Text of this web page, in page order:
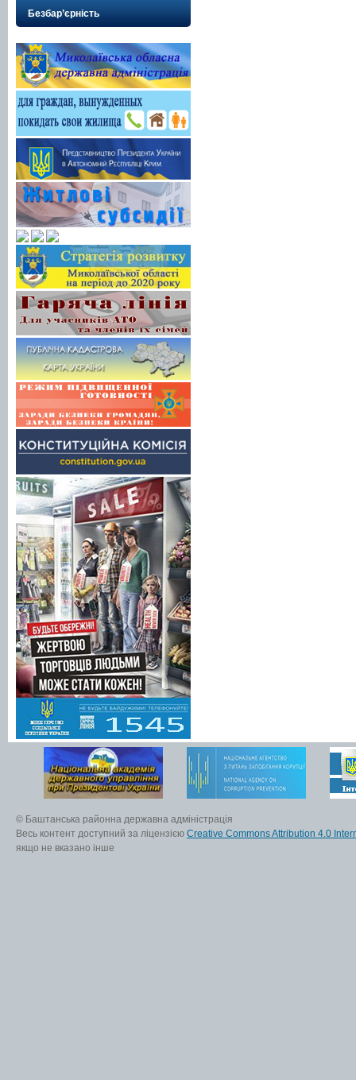
Безбар’єрність
© Баштанська районна державна адміністрація
Весь контент доступний за ліцензією Creative Commons Attribution 4.0
якщо не вказано інше